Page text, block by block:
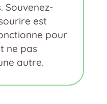
Souvenez-
est
pour
ne pas
autre.